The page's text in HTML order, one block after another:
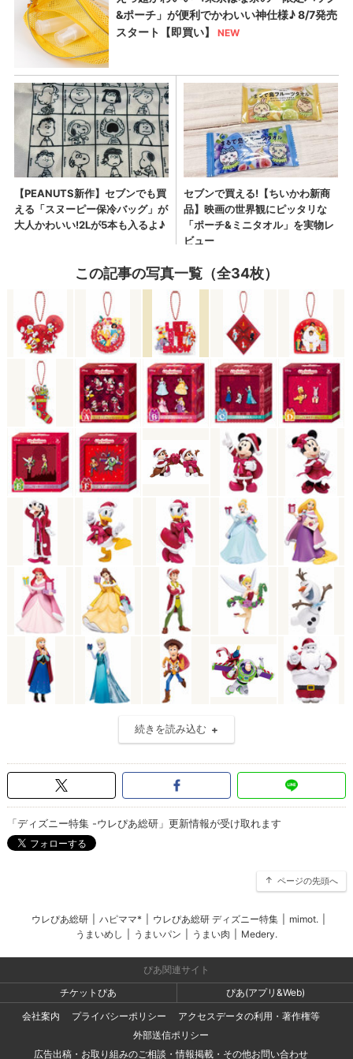
この記事の写真一覧（全34枚）
続きを読み込む
「ディズニー特集 -ウレぴあ総研」更新情報が受け取れます
ページの先頭へ
ウレぴあ総研 ハピママ* ウレぴあ総研 ディズニー特集 mimot.
うまいめし
うまいパン うまい肉 Medery.
ぴあ関連サイト
チケットぴあ
ぴあ(アプリ&Web)
会社案内
プライバシーポリシー
アクセスデータの利用・著作権等
外部送信ポリシー
広告出稿・お取り組みのご相談・情報掲載・その他お問い合わせ